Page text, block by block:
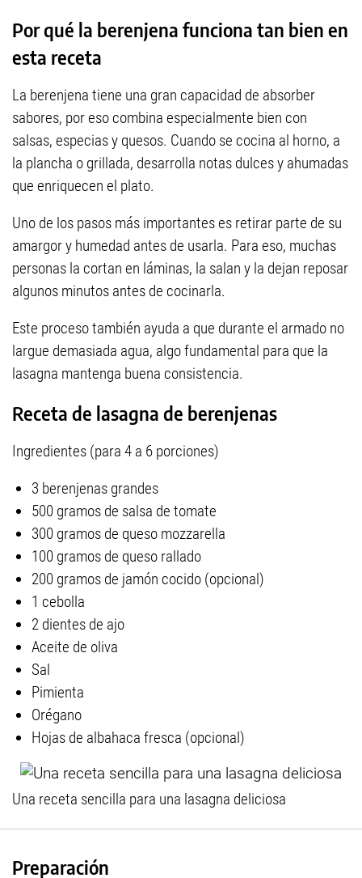
Por qué la berenjena funciona tan bien en
esta receta
La berenjena tiene una gran capacidad de absorber
sabores, por eso combina especialmente bien con
salsas, especias y quesos. Cuando se cocina al horno, a
la plancha o grillada, desarrolla notas dulces y ahumadas
que enriquecen el plato.
Uno de los pasos más importantes es retirar parte de su
amargor y humedad antes de usarla. Para eso, muchas
personas la cortan en láminas, la salan y la dejan reposar
algunos minutos antes de cocinarla.
Este proceso también ayuda a que durante el armado no
largue demasiada agua, algo fundamental para que la
lasagna mantenga buena consistencia.
Receta de lasagna de berenjenas
Ingredientes (para 4 a 6 porciones)
3 berenjenas grandes
500 gramos de salsa de tomate
300 gramos de queso mozzarella
100 gramos de queso rallado
200 gramos de jamón cocido (opcional)
1 cebolla
2 dientes de ajo
Aceite de oliva
Sal
Pimienta
Orégano
Hojas de albahaca fresca (opcional)
Una receta sencilla para una lasagna deliciosa
Preparación